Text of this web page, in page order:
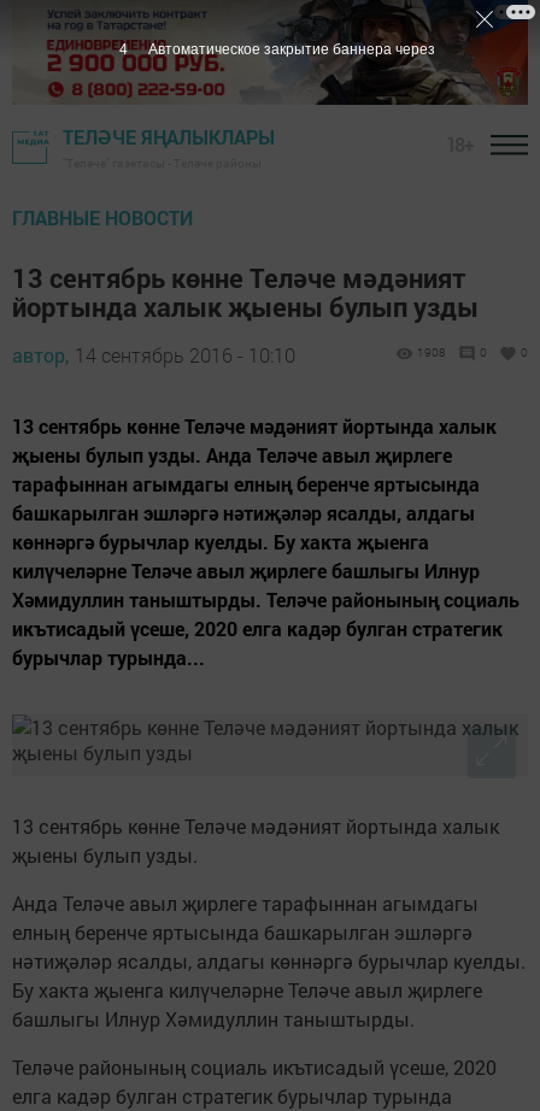
ТЕЛӘЧЕ ЯҢАЛЫКЛАРЫ
ГЛАВНЫЕ НОВОСТИ
13 сентябрь көнне Теләче мәдәният
йортында халык җыены булып узды
автор, 14 сентябрь 2016 - 10:10 1908 0 0
13 сентябрь көнне Теләче мәдәният йортында халык
җыены булып узды. Анда Теләче авыл җирлеге
тарафыннан агымдагы елның беренче яртысында
башкарылган эшләргә нәтиҗәләр ясалды, алдагы
көннәргә бурычлар куелды. Бу хакта җыенга
килүчеләрне Теләче авыл җирлеге башлыгы Илнур
Хәмидуллин таныштырды. Теләче районының социаль
икътисадый үсеше, 2020 елга кадәр булган стратегик
бурычлар турында...
13 сентябрь көнне Теләче мәдәният йортында халык
җыены булып узды.
Анда Теләче авыл җирлеге тарафыннан агымдагы
елның беренче яртысында башкарылган эшләргә
нәтиҗәләр ясалды, алдагы көннәргә бурычлар куелды.
Бу хакта җыенга килүчеләрне Теләче авыл җирлеге
башлыгы Илнур Хәмидуллин таныштырды.
Теләче районының социаль икътисадый үсеше, 2020
елга кадәр булган стратегик бурычлар турында
3 Автоматическое закрытие баннера через